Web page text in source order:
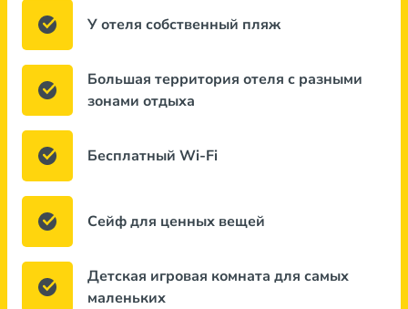
У отеля собственный пляж
Большая территория отеля с разными
зонами отдыха
Бесплатный Wi-Fi
Сейф для ценных вещей
Детская игровая комната для самых
маленьких